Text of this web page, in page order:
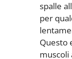
spalle
per
Questo
muscoli